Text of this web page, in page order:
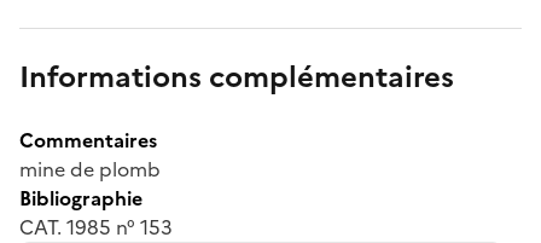
Informations complémentaires
Commentaires
mine de plomb
Bibliographie
CAT. 1985 n° 153